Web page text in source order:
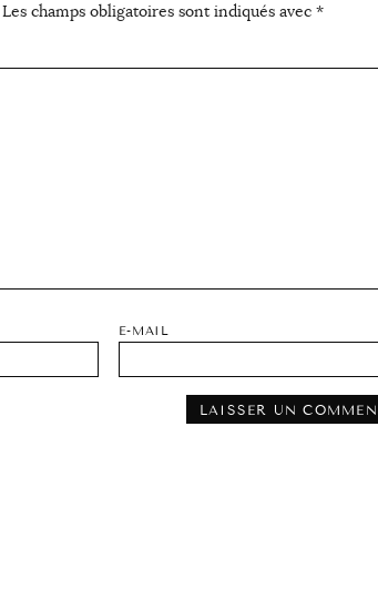
Les champs obligatoires sont indiqués avec *
E-MAIL